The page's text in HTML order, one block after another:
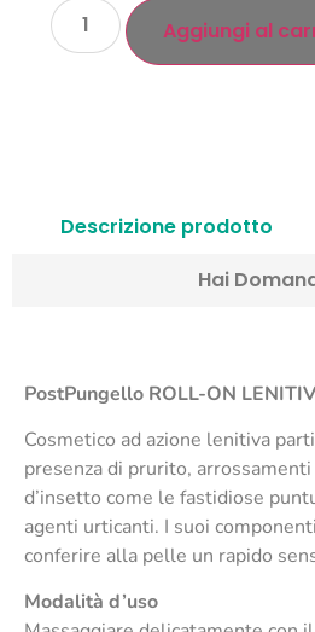
Aggiungi al
Descrizione prodotto
Hai
PostPungello ROLL-ON
Cosmetico ad azione lenitiva
presenza di prurito,
d’insetto come le fastidiose
agenti urticanti. I suoi
conferire alla pelle un rapido
Modalità d’uso